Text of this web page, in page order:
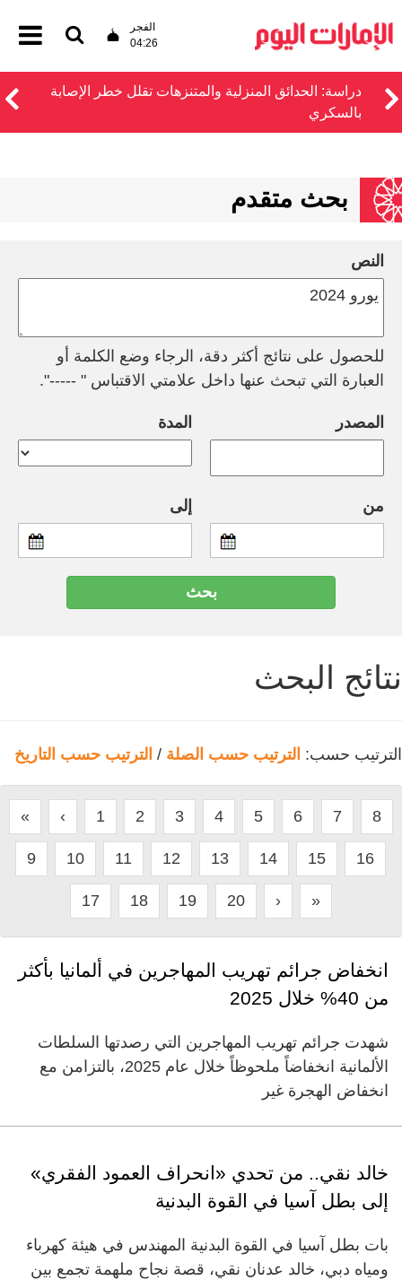
الفجر
04:26
دراسة: الحدائق المنزلية والمتنزهات تقلل خطر الإصابة
بالسكري
بحث متقدم
النص
للحصول على نتائج أكثر دقة، الرجاء وضع الكلمة أو
العبارة التي تبحث عنها داخل علامتي الاقتباس " -----".
المصدر المدة
من إلى
نتائج البحث
الترتيب حسب: الترتيب حسب الصلة / الترتيب حسب التاريخ
« ‹ 1 2 3 4 5 6 7 8
9 10 11 12 13 14 15 16
17 18 19 20 › »
انخفاض جرائم تهريب المهاجرين في ألمانيا بأكثر
من 40% خلال 2025
شهدت جرائم تهريب المهاجرين التي رصدتها السلطات
الألمانية انخفاضاً ملحوظاً خلال عام 2025، بالتزامن مع
انخفاض الهجرة غير
خالد نقي.. من تحدي «انحراف العمود الفقري»
إلى بطل آسيا في القوة البدنية
بات بطل آسيا في القوة البدنية المهندس في هيئة كهرباء
ومياه دبي، خالد عدنان نقي، قصة نجاح ملهمة تجمع بين